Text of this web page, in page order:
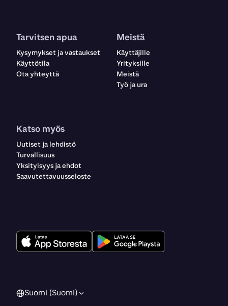
Tarvitsen apua
Kysymykset ja vastaukset
Käyttötila
Ota yhteyttä
Meistä
Käyttäjille
Yrityksille
Meistä
Työ ja ura
Katso myös
Uutiset ja lehdistö
Turvallisuus
Yksityisyys ja ehdot
Saavutettavuusseloste
Suomi (Suomi)